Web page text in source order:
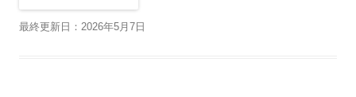
最終更新日：2026年5月7日